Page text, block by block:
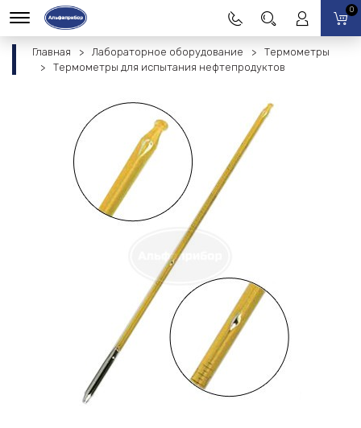
0
Главная Лабораторное оборудование
Термометры
Термометры для испытания нефтепродуктов